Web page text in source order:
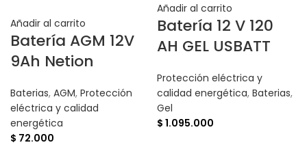
Añadir al carrito
Batería AGM 12V
9Ah Netion
Baterias, AGM, Protección
eléctrica y calidad
energética
$ 72.000
Añadir al carrito
Batería 12 V 120
AH GEL USBATT
Protección eléctrica y
calidad energética, Baterias,
Gel
$ 1.095.000